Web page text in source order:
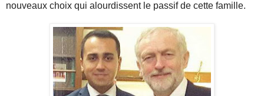
nouveaux choix qui alourdissent le passif de cette famille.